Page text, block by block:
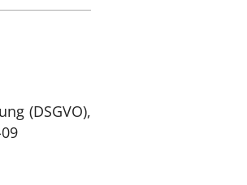
(DSGVO),